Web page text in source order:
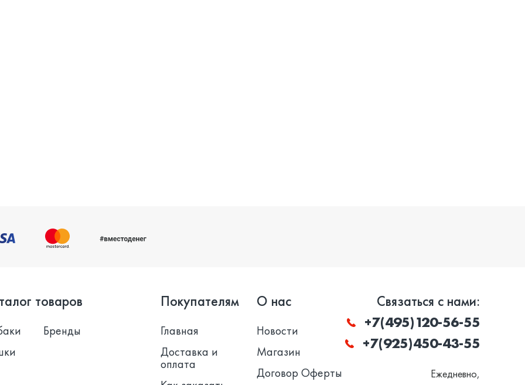
товаров
Бренды
Покупателям
Главная
Доставка и
оплата
О нас
Новости
Магазин
Договор Оферты
Связаться с нами:
+7(495)120-56-55
+7(925)450-43-55
Ежедневно,